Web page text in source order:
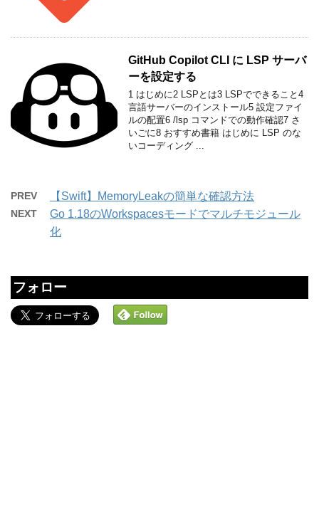
GitHub Copilot CLI に LSP サーバ
ーを設定する
1 はじめに2 LSPとは3 LSPでできること4
言語サーバーのインストール5 設定ファイ
ルの配置6 /lsp コマンドでの動作確認7 さ
いごに8 おすすめ書籍 はじめに LSP のな
いコーディング ...
PREV 【Swift】MemoryLeakの簡単な確認方法
NEXT
Go 1.18のWorkspacesモードでマルチモジュール
化
フォロー